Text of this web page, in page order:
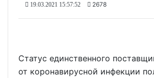
19.03.2021 15:57:52 2678
Статус единственного
от коронавирусной инфекции